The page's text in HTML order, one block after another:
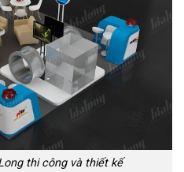
thi công và thiết kế